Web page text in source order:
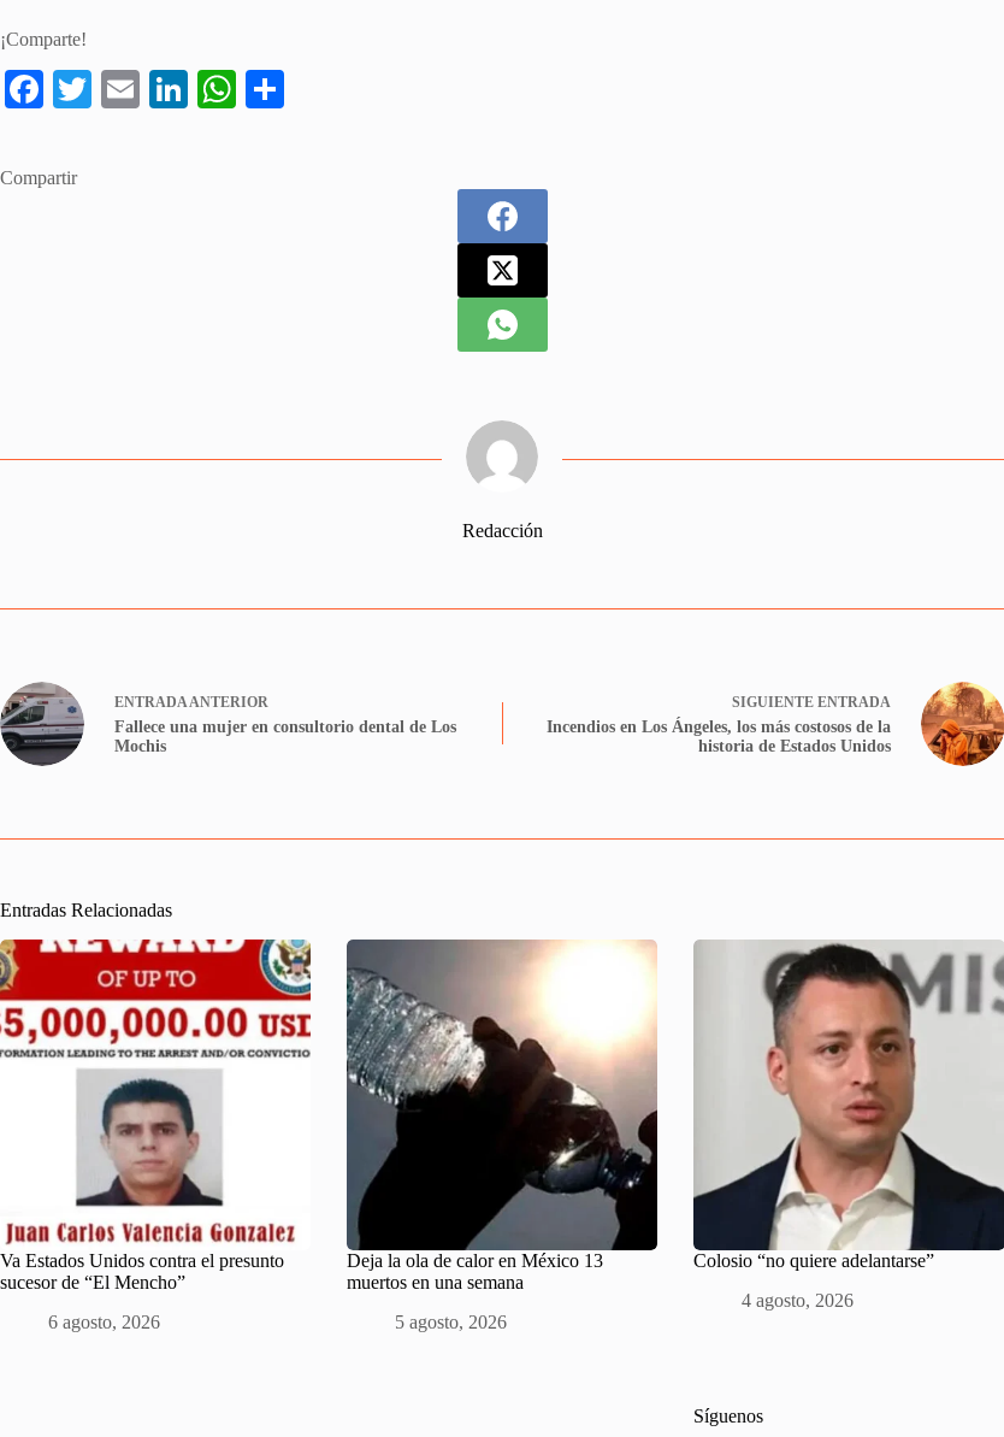
¡Comparte!
Fa
bo
T
E
Li
W
Compartir
Redacción
ENTRADAANTERIOR
Fallece una mujer en consultorio dental de Los
Mochis
SIGUIENTE ENTRADA
Incendios en Los Ángeles, los más costosos de la
historia de Estados Unidos
Entradas Relacionadas
Va Estados Unidos contra el presunto
sucesor de “El Mencho”
6 agosto, 2026
Deja la ola de calor en México 13
muertos en una semana
5 agosto, 2026
Colosio “no quiere adelantarse”
4 agosto, 2026
Síguenos